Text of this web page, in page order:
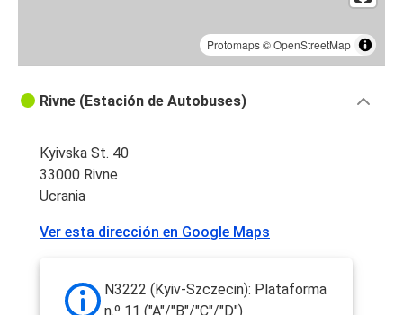
Protomaps©OpenStreetMap
Rivne (Estación de Autobuses)
Kyivska St. 40
33000 Rivne
Ucrania
Ver esta dirección en Google Maps
N3222 (Kyiv-Szczecin): Plataforma
n.º 11 ("A"/"B"/"C"/"D")